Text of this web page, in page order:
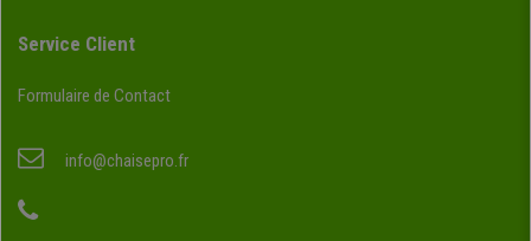
Service Client
Formulaire de Contact
info@chaisepro.fr